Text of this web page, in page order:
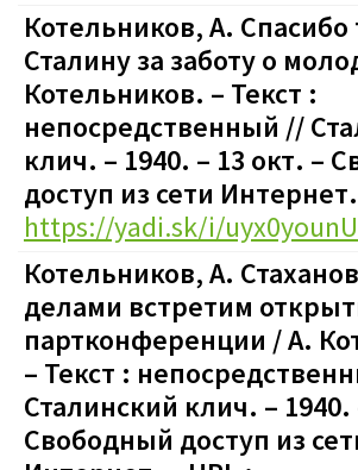
Котельников, А.
Сталину за заботу о
Котельников. – Текст :
непосредственный //
клич. – 1940. – 13 окт. –
доступ из сети
https://yadi.sk/i/
Котельников, А.
делами встретим
партконференции / А.
– Текст :
Сталинский клич. – 1940.
Свободный доступ из